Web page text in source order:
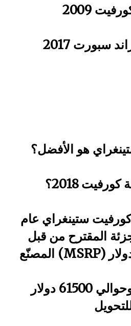
هو الأفضل؟
2018؟
ستينغراي عام
المقترح من قبل
لسيارة كوبيه وحوالي 61500 دولار